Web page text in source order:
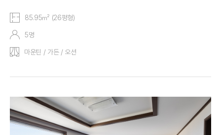
85.95㎡ (26평형)
5명
마운틴 / 가든 / 오션